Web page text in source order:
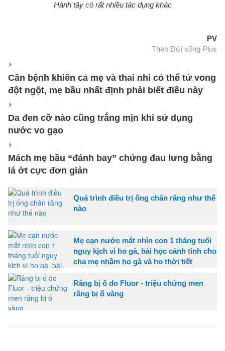
Hành tây có rất nhiều tác dụng khác
PV
Theo Đời sống Plus
Căn bệnh khiến cả mẹ và thai nhi có thể tử vong
đột ngột, mẹ bầu nhất định phải biết điều này
Da đen cỡ nào cũng trắng mịn khi sử dụng
nước vo gạo
Mách mẹ bầu “đánh bay” chứng đau lưng bằng
lá ớt cực đơn giản
Quá trình điều trị ống chân răng như thế
nào
Mẹ cạn nước mắt nhìn con 1 tháng tuổi
nguy kịch vì ho gà, bài học cảnh tỉnh cho
cha mẹ nhầm ho gà và ho thời tiết
Răng bị ố do Fluor - triệu chứng men
răng bị ố vàng